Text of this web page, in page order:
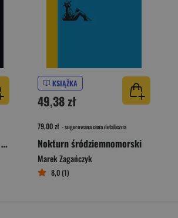
Girl on Girl. Jak popkultura zwróciła kobiety przeciw sobie
KSIĄŻKA
49,38 zł
79,00 zł - sugerowana cena detaliczna
Nokturn śródziemnomorski
Marek Zagańczyk
8,0 (1)